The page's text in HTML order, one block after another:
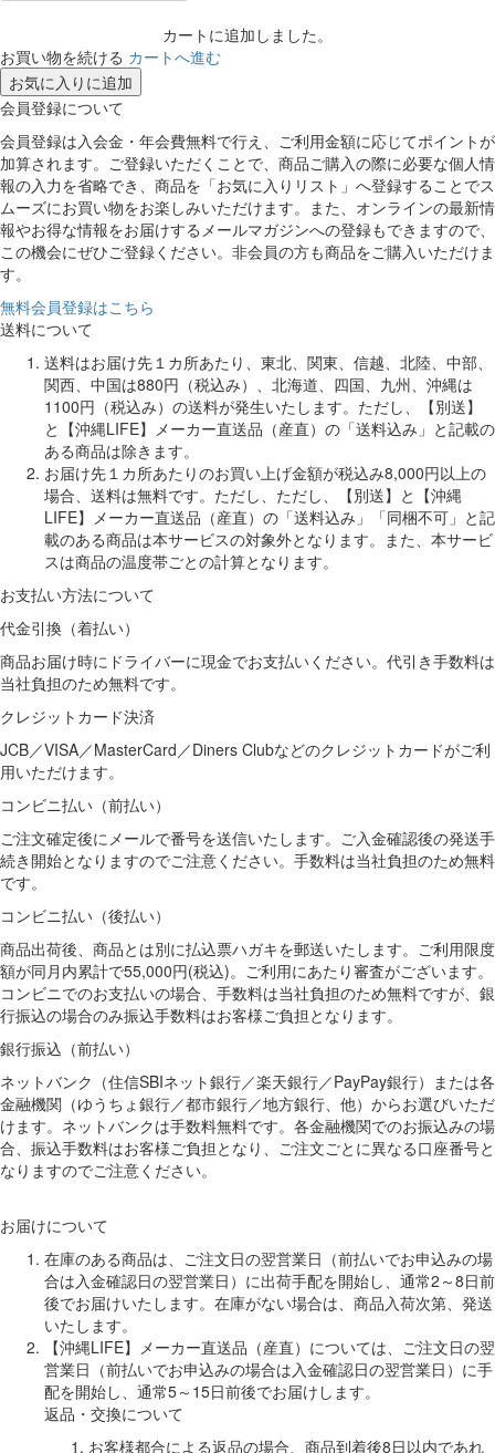
カートに追加しました。
お買い物を続ける カートへ進む
お気に入りに追加
会員登録について
会員登録は入会金・年会費無料で行え、ご利用金額に応じてポイントが
加算されます。ご登録いただくことで、商品ご購入の際に必要な個人情
報の入力を省略でき、商品を「お気に入りリスト」へ登録することでス
ムーズにお買い物をお楽しみいただけます。また、オンラインの最新情
報やお得な情報をお届けするメールマガジンへの登録もできますので、
この機会にぜひご登録ください。非会員の方も商品をご購入いただけま
す。
無料会員登録はこちら
送料について
送料はお届け先１カ所あたり、東北、関東、信越、北陸、中部、
関西、中国は880円（税込み）、北海道、四国、九州、沖縄は
1100円（税込み）の送料が発生いたします。ただし、【別送】
と【沖縄LIFE】メーカー直送品（産直）の「送料込み」と記載の
ある商品は除きます。
お届け先１カ所あたりのお買い上げ金額が税込み8,000円以上の
場合、送料は無料です。ただし、ただし、【別送】と【沖縄
LIFE】メーカー直送品（産直）の「送料込み」「同梱不可」と記
載のある商品は本サービスの対象外となります。また、本サービ
スは商品の温度帯ごとの計算となります。
お支払い方法について
代金引換（着払い）
商品お届け時にドライバーに現金でお支払いください。代引き手数料は
当社負担のため無料です。
クレジットカード決済
JCB／VISA／MasterCard／Diners Clubなどのクレジットカードがご利
用いただけます。
コンビニ払い（前払い）
ご注文確定後にメールで番号を送信いたします。ご入金確認後の発送手
続き開始となりますのでご注意ください。手数料は当社負担のため無料
です。
コンビニ払い（後払い）
商品出荷後、商品とは別に払込票ハガキを郵送いたします。ご利用限度
額が同月内累計で55,000円(税込)。ご利用にあたり審査がございます。
コンビニでのお支払いの場合、手数料は当社負担のため無料ですが、銀
行振込の場合のみ振込手数料はお客様ご負担となります。
銀行振込（前払い）
ネットバンク（住信SBIネット銀行／楽天銀行／PayPay銀行）または各
金融機関（ゆうちょ銀行／都市銀行／地方銀行、他）からお選びいただ
けます。ネットバンクは手数料無料です。各金融機関でのお振込みの場
合、振込手数料はお客様ご負担となり、ご注文ごとに異なる口座番号と
なりますのでご注意ください。
お届けについて
在庫のある商品は、ご注文日の翌営業日（前払いでお申込みの場
合は入金確認日の翌営業日）に出荷手配を開始し、通常2～8日前
後でお届けいたします。在庫がない場合は、商品入荷次第、発送
いたします。
【沖縄LIFE】メーカー直送品（産直）については、ご注文日の翌
営業日（前払いでお申込みの場合は入金確認日の翌営業日）に手
配を開始し、通常5～15日前後でお届けします。
返品・交換について
お客様都合による返品の場合、商品到着後8日以内であれ